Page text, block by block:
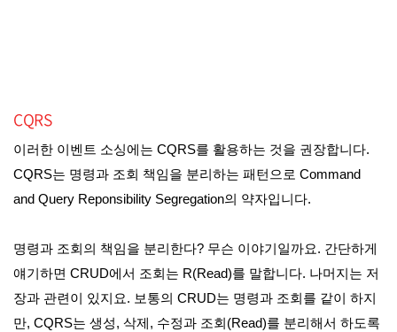
CQRS
이러한 이벤트 소싱에는 CQRS를 활용하는 것을 권장합니다.
CQRS는 명령과 조회 책임을 분리하는 패턴으로 Command
and Query Reponsibility Segregation의 약자입니다.
명령과 조회의 책임을 분리한다? 무슨 이야기일까요. 간단하게
얘기하면 CRUD에서 조회는 R(Read)를 말합니다. 나머지는 저
장과 관련이 있지요. 보통의 CRUD는 명령과 조회를 같이 하지
만, CQRS는 생성, 삭제, 수정과 조회(Read)를 분리해서 하도록